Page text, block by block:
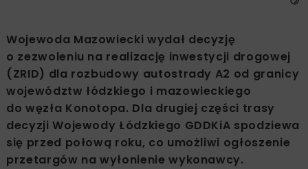
Wojewoda Mazowiecki wydał decyzję
o zezwoleniu na realizację inwestycji drogowej
(ZRID) dla rozbudowy autostrady A2 od granicy
województw łódzkiego i mazowieckiego
do węzła Konotopa. Dla drugiej części trasy
decyzji Wojewody Łódzkiego GDDKiA spodziewa
się przed połową roku, co umożliwi ogłoszenie
przetargów na wyłonienie wykonawcy.